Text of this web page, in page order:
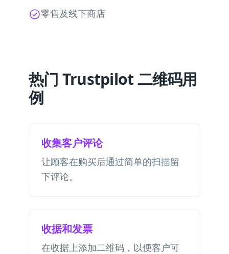
零售及线下商店
热门 Trustpilot 二维码用
例
收集客户评论
让顾客在购买后通过简单的扫描留
下评论。
收据和发票
在收据上添加二维码，以便客户可